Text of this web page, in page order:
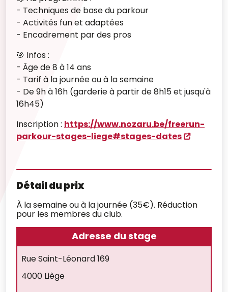
- Techniques de base du parkour
- Activités fun et adaptées
- Encadrement par des pros
🎯 Infos :
- Âge de 8 à 14 ans
- Tarif à la journée ou à la semaine
- De 9h à 16h (garderie à partir de 8h15 et jusqu'à
16h45)
Inscription : https://www.nozaru.be/freerun-
parkour-stages-liege#stages-dates
Détail du prix
À la semaine ou à la journée (35€). Réduction
pour les membres du club.
Adresse du stage
Rue Saint-Léonard 169
4000 Liège